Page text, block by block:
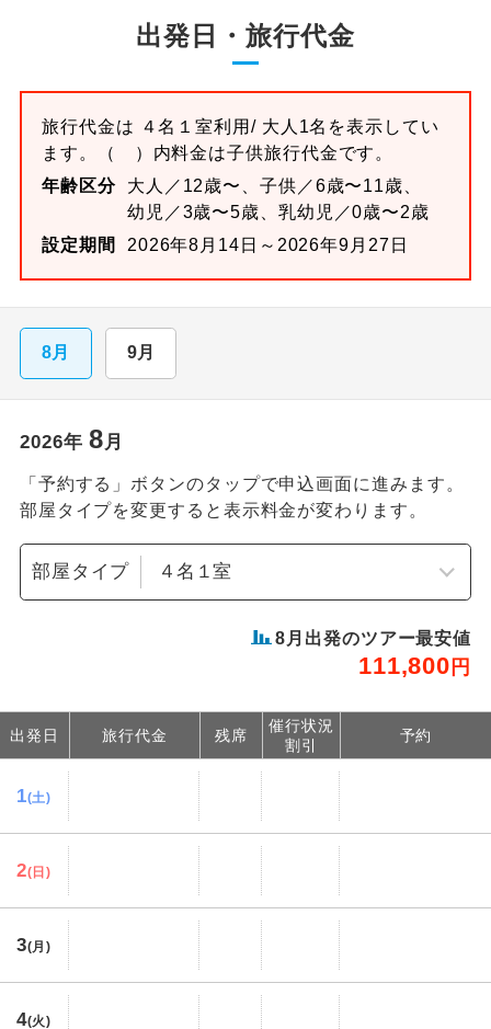
出発日・旅行代金
旅行代金は ４名１室利用/ 大人1名を表示してい
ます。
（ ）内料金は子供旅行代金です。
年齢区分
大人／12歳〜、子供／6歳〜11歳、
幼児／3歳〜5歳、乳幼児／0歳〜2歳
設定期間
2026年8月14日～2026年9月27日
8月 9月
2026年 8月
「予約する」ボタンのタップで申込画面に進みます。
部屋タイプを変更すると表示料金が変わります。
部屋タイプ
8 月出発のツアー最安値
111,800 円
出発日 旅行代金 残席
催行状況
割引
予約
1(土)
2(日)
3(月)
4(火)